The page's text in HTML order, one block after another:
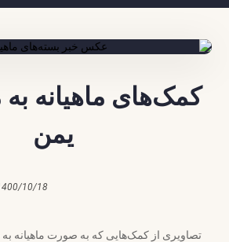
کمک‌های ماهیانه
یمن
10/18
تصاویری از کمک‌هایی که به صورت ماهیانه به